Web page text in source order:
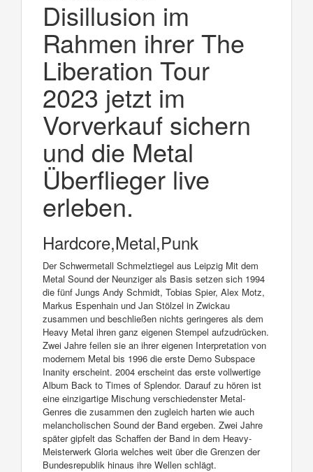
Disillusion im
Rahmen ihrer The
Liberation Tour
2023 jetzt im
Vorverkauf sichern
und die Metal
Überflieger live
erleben.
Hardcore,Metal,Punk
Der Schwermetall Schmelztiegel aus Leipzig Mit dem
Metal Sound der Neunziger als Basis setzen sich 1994
die fünf Jungs Andy Schmidt, Tobias Spier, Alex Motz,
Markus Espenhain und Jan Stölzel in Zwickau
zusammen und beschließen nichts geringeres als dem
Heavy Metal ihren ganz eigenen Stempel aufzudrücken.
Zwei Jahre feilen sie an ihrer eigenen Interpretation von
modernem Metal bis 1996 die erste Demo Subspace
Inanity erscheint. 2004 erscheint das erste vollwertige
Album Back to Times of Splendor. Darauf zu hören ist
eine einzigartige Mischung verschiedenster Metal-
Genres die zusammen den zugleich harten wie auch
melancholischen Sound der Band ergeben. Zwei Jahre
später gipfelt das Schaffen der Band in dem Heavy-
Meisterwerk Gloria welches weit über die Grenzen der
Bundesrepublik hinaus ihre Wellen schlägt.